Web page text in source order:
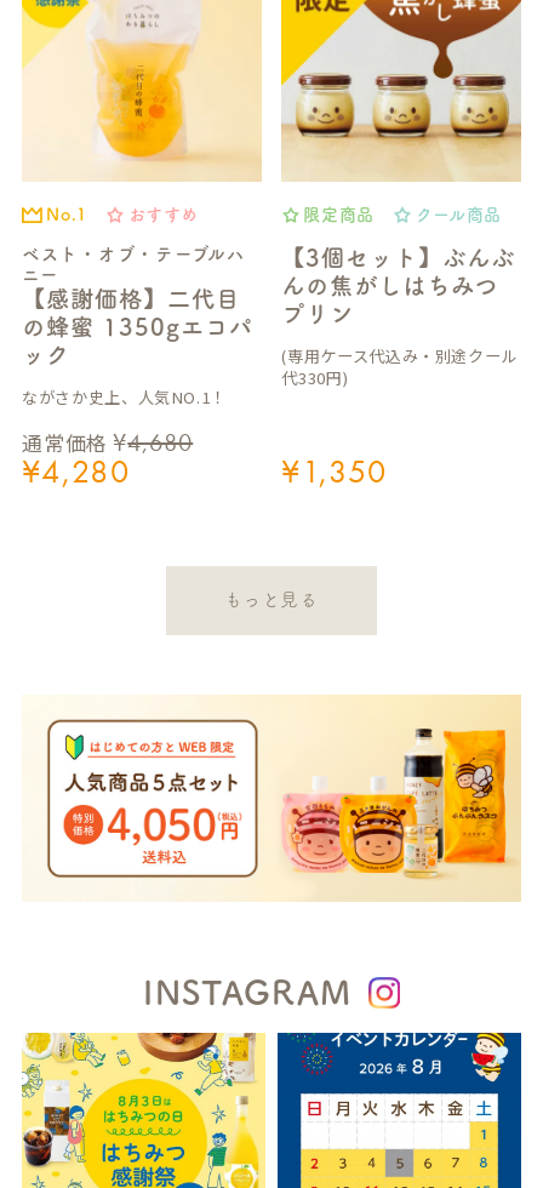
ベスト・オブ・テーブルハ
ニー
【感謝価格】二代目
の蜂蜜 1350gエコパ
ック
No.1 おすすめ
通常価格 ¥4,680
¥4,280
ながさか史上、人気NO.1！
【3個セット】ぶんぶ
んの焦がしはちみつ
プリン
限定商品 クール商品
¥1,350
(専用ケース代込み・別途クール
代330円)
もっと見る
INSTAGRAM